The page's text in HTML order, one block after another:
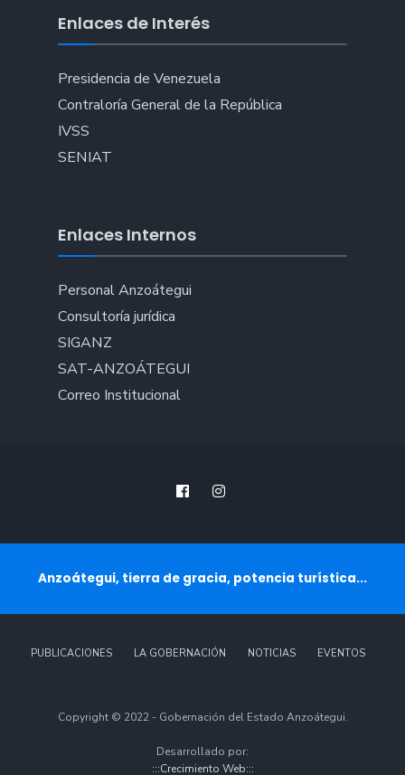
Enlaces de Interés
Presidencia de Venezuela
Contraloría General de la República
IVSS
SENIAT
Enlaces Internos
Personal Anzoátegui
Consultoría jurídica
SIGANZ
SAT-ANZOÁTEGUI
Correo Institucional
Anzoátegui, tierra de gracia, potencia turística...
PUBLICACIONES LA GOBERNACIÓN NOTICIAS EVENTOS
Copyright © 2022 - Gobernación del Estado Anzoátegui.
Desarrollado por:
:::Crecimiento Web:::